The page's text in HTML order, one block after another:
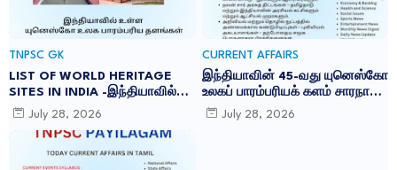
TNPSC GK
LIST OF WORLD HERITAGE
SITES IN INDIA -இந்தியாவில்
உள்ள 45 யுனெஸ்கோ உலக
பாரம்பரிய தளங்கள்:
July 28, 2026
CURRENT AFFAIRS
இந்தியாவின் 45-வது யுனெஸ்கோ
உலகப் பாரம்பரியக் களம் சாரநாத்:
TNPSC CURRENT AFFAIRS IN
TAMIL JULY 2026
July 28, 2026